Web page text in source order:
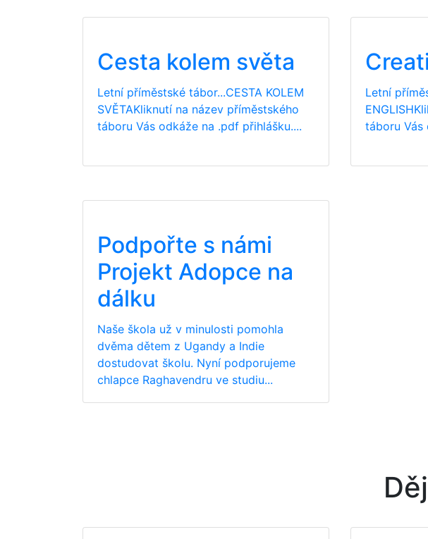
Cesta kolem světa
Letní příměstské tábor...CESTA KOLEM
SVĚTAKliknutí na název příměstského
táboru Vás odkáže na .pdf přihlášku....
Letní
táboru Vás
Podpořte s námi
Projekt Adopce na
dálku
Naše škola už v minulosti pomohla
dvěma dětem z Ugandy a Indie
dostudovat školu. Nyní podporujeme
chlapce Raghavendru ve studiu...